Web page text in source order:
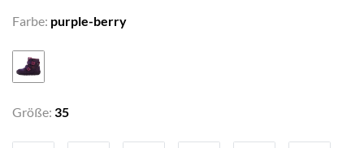
Farbe: purple-berry
Größe: 35